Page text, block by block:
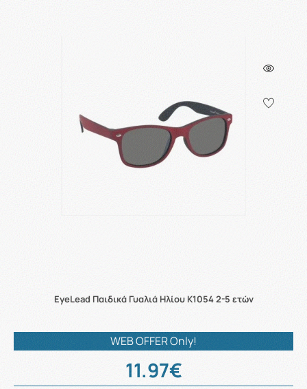
EyeLead Παιδικά Γυαλιά Ηλίου K1054 2-5 ετών
WEB OFFER Only!
11.97€